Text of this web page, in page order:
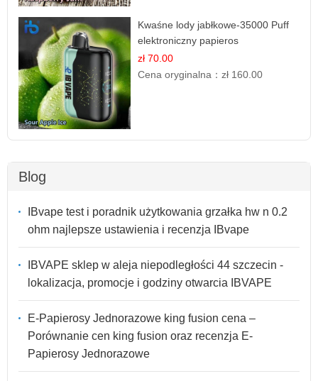
Kwaśne lody jabłkowe-35000 Puff
elektroniczny papieros
zł 70.00
Cena oryginalna：zł 160.00
Blog
IBvape test i poradnik użytkowania grzałka hw n 0.2
ohm najlepsze ustawienia i recenzja IBvape
IBVAPE sklep w aleja niepodległości 44 szczecin -
lokalizacja, promocje i godziny otwarcia IBVAPE
E-Papierosy Jednorazowe king fusion cena –
Porównanie cen king fusion oraz recenzja E-
Papierosy Jednorazowe